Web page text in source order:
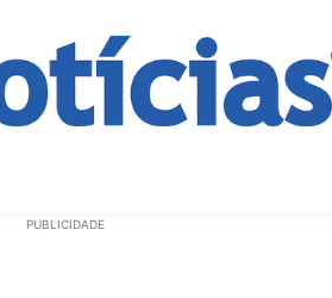
PUBLICIDADE